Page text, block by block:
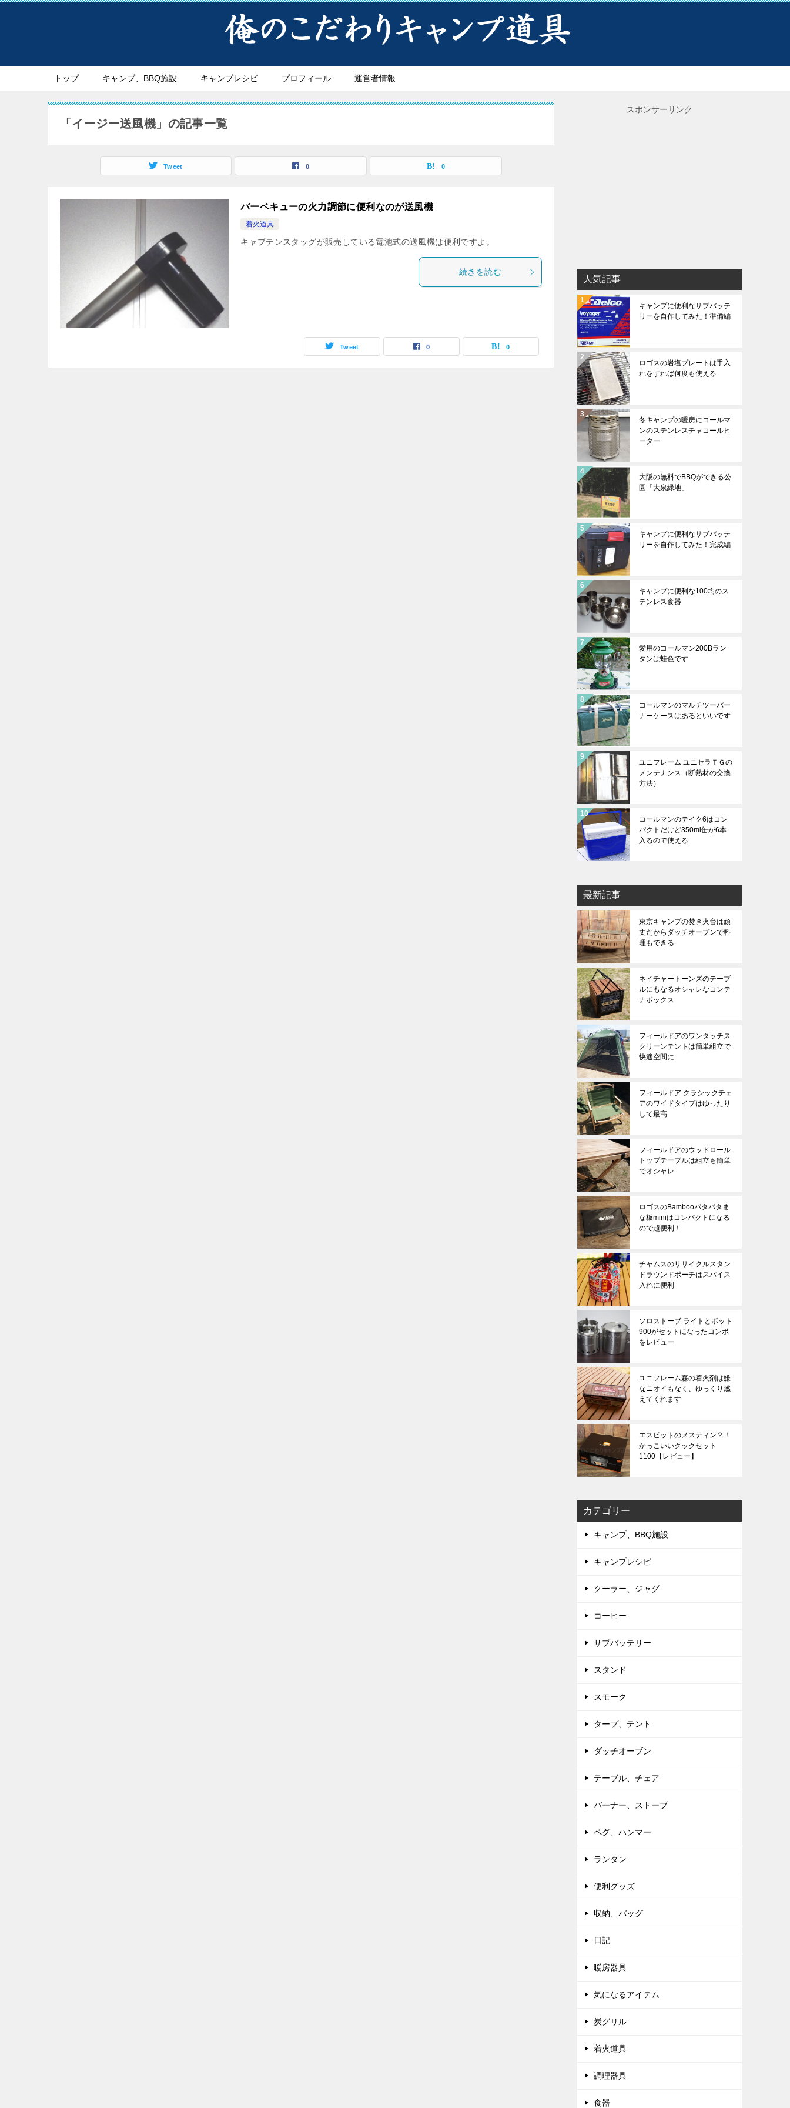
トップ キャンプ、BBQ施設 キャンプレシピ プロフィール 運営者情報
「イージー送風機」の記事一覧
Tweet 0 0
バーベキューの火力調節に便利なのが送風機
着火道具
キャプテンスタッグが販売している電池式の送風機は便利ですよ。
続きを読む
Tweet 0 0
スポンサーリンク
人気記事
キャンプに便利なサブバッテ
リーを自作してみた！準備編
ロゴスの岩塩プレートは手入
れをすれば何度も使える
冬キャンプの暖房にコールマ
ンのステンレスチャコールヒ
ーター
大阪の無料でBBQができる公
園「大泉緑地」
キャンプに便利なサブバッテ
リーを自作してみた！完成編
キャンプに便利な100均のス
テンレス食器
愛用のコールマン200Bラン
タンは蛙色です
コールマンのマルチツーバー
ナーケースはあるといいです
ユニフレーム ユニセラＴＧの
メンテナンス（断熱材の交換
方法）
コールマンのテイク6はコン
パクトだけど350ml缶が6本
入るので使える
最新記事
東京キャンプの焚き火台は頑
丈だからダッチオープンで料
理もできる
ネイチャートーンズのテーブ
ルにもなるオシャレなコンテ
ナボックス
フィールドアのワンタッチス
クリーンテントは簡単組立で
快適空間に
フィールドア クラシックチェ
アのワイドタイプはゆったり
して最高
フィールドアのウッドロール
トップテーブルは組立も簡単
でオシャレ
ロゴスのBambooパタパタま
な板miniはコンパクトになる
ので超便利！
チャムスのリサイクルスタン
ドラウンドポーチはスパイス
入れに便利
ソロストーブ ライトとポット
900がセットになったコンボ
をレビュー
ユニフレーム森の着火剤は嫌
なニオイもなく、ゆっくり燃
えてくれます
エスビットのメスティン？！
かっこいいクックセット
1100【レビュー】
カテゴリー
キャンプ、BBQ施設
キャンプレシピ
クーラー、ジャグ
コーヒー
サブバッテリー
スタンド
スモーク
タープ、テント
ダッチオーブン
テーブル、チェア
バーナー、ストーブ
ペグ、ハンマー
ランタン
便利グッズ
収納、バッグ
日記
暖房器具
気になるアイテム
炭グリル
着火道具
調理器具
食器